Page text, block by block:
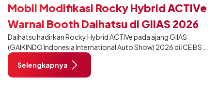
Mobil Modifikasi Rocky Hybrid ACTIVe
Warnai Booth Daihatsu di GIIAS 2026
Daihatsu hadirkan Rocky Hybrid ACTIVe pada ajang GIIAS
(GAIKINDO Indonesia International Auto Show) 2026 di ICE BSD
City, Tangerang. Terdapat 2 unit Rocky Hybrid yang
dimodifikasi untuk menghadirkan sarana inspirasi bagi
pengunjung mendukung gaya hidup yang aktif.
Selengkapnya